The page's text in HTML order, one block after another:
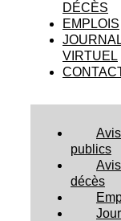
DÉCÈS
EMPLOIS
VIRTUEL
Avis
publics
décès